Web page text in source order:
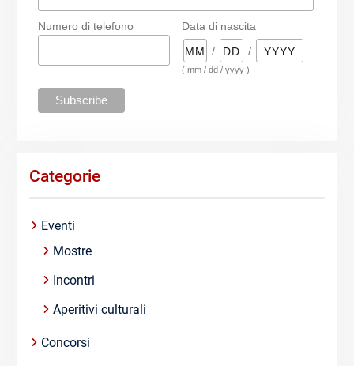
Numero di telefono
Data di nascita
/
/
( mm / dd / yyyy )
Categorie
Eventi
Mostre
Incontri
Aperitivi culturali
Concorsi